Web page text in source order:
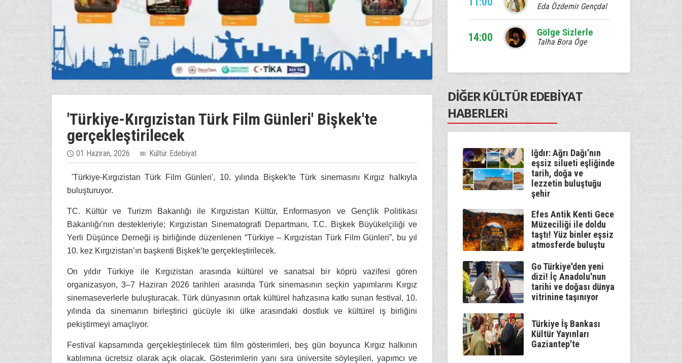
'Türkiye-Kırgızistan Türk Film Günleri' Bişkek'te
gerçekleştirilecek
01 Haziran, 2026 Kültür Edebiyat
'Türkiye-Kırgızistan Türk Film Günleri', 10. yılında Bişkek'te Türk sinemasını Kırgız halkıyla
buluşturuyor.
TC. Kültür ve Turizm Bakanlığı ile Kırgızistan Kültür, Enformasyon ve Gençlik Politikası
Bakanlığı’nın destekleriyle; Kırgızistan Sinematografi Departmanı, T.C. Bişkek Büyükelçiliği ve
Yerli Düşünce Derneği iş birliğinde düzenlenen “Türkiye – Kırgızistan Türk Film Günleri”, bu yıl
10. kez Kırgızistan’ın başkenti Bişkek’te gerçekleştirilecek.
On yıldır Türkiye ile Kırgızistan arasında kültürel ve sanatsal bir köprü vazifesi gören
organizasyon, 3–7 Haziran 2026 tarihleri arasında Türk sinemasının seçkin yapımlarını Kırgız
sinemaseverlerle buluşturacak. Türk dünyasının ortak kültürel hafızasına katkı sunan festival, 10.
yılında da sinemanın birleştirici gücüyle iki ülke arasındaki dostluk ve kültürel iş birliğini
pekiştirmeyi amaçlıyor.
Festival kapsamında gerçekleştirilecek tüm film gösterimleri, beş gün boyunca Kırgız halkının
katılımına ücretsiz olarak açık olacak. Gösterimlerin yanı sıra üniversite söyleşileri, yapımcı ve
Eda Özdemir Gençdal
14:00 Gölge Sizlerle
Talha Bora Öge
17:00 Venhar Sağıroğlu
20:00 Kum Saati
Murat Çetin
Kaan Özdemir
00:00 Gölge Sizlerle
Talha Bora Öge
DİĞER KÜLTÜR EDEBİYAT
HABERLERi
Iğdır: Ağrı Dağı’nın
eşsiz silueti eşliğinde
tarih, doğa ve
lezzetin buluştuğu
şehir
Efes Antik Kenti Gece
Müzeciliği ile doldu
taştı! Yüz binler eşsiz
atmosferde buluştu
Go Türkiye'den yeni
dizi! İç Anadolu'nun
tarihi ve doğası dünya
vitrinine taşınıyor
Türkiye İş Bankası
Kültür Yayınları
Gaziantep'te